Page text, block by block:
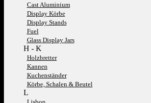
Cast Aluminium
Display Körbe
Display Stands
Fuel
Glass Display Jars
H - K
Holzbretter
Kannen
Kuchenständer
Körbe, Schalen & Beutel
L